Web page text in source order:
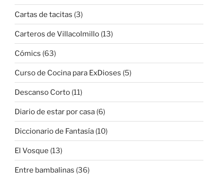
Cartas de tacitas (3)
Carteros de Villacolmillo (13)
Cómics (63)
Curso de Cocina para ExDioses (5)
Descanso Corto (11)
Diario de estar por casa (6)
Diccionario de Fantasía (10)
El Vosque (13)
Entre bambalinas (36)